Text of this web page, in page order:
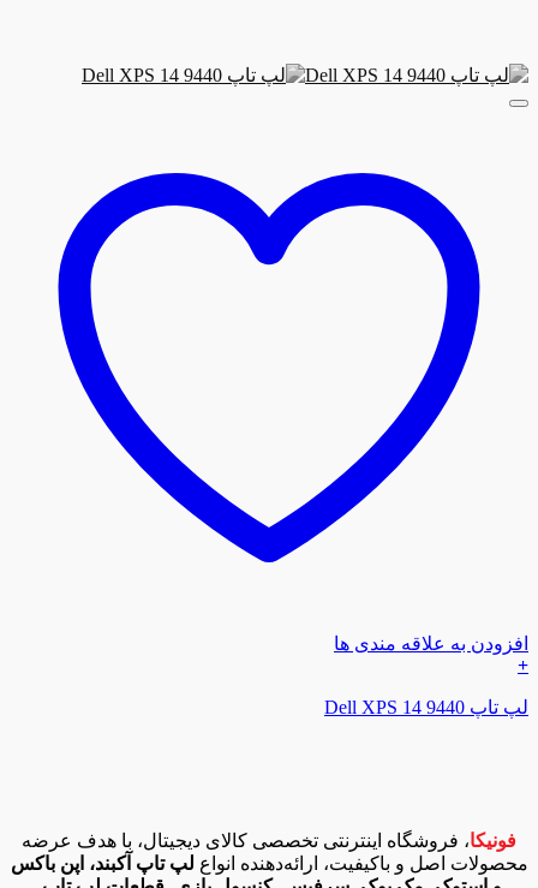
افزودن به علاقه مندی ها
+
لپ تاپ Dell XPS 14 9440
فونیکا، فروشگاه اینترنتی تخصصی کالای دیجیتال، با هدف عرضه
محصولات اصل و باکیفیت، ارائه‌دهنده انواع لپ تاپ آکبند، اپن باکس